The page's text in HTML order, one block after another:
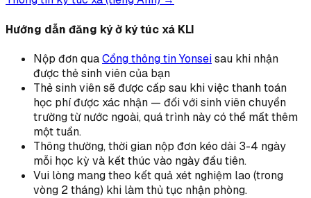
Hướng dẫn đăng ký ở ký túc xá KLI
Nộp đơn quaCổng thông tin Yonseisau khi nhận
được thẻ sinh viên của bạn
Thẻ sinh viên sẽ được cấp sau khi việc thanh toán
học phí được xác nhận — đối với sinh viên chuyển
trường từ nước ngoài, quá trình này có thể mất thêm
một tuần.
Thông thường, thời gian nộp đơn kéo dài 3-4 ngày
mỗi học kỳ và kết thúc vào ngày đầu tiên.
Vui lòng mang theo kết quả xét nghiệm lao (trong
vòng 2 tháng) khi làm thủ tục nhận phòng.